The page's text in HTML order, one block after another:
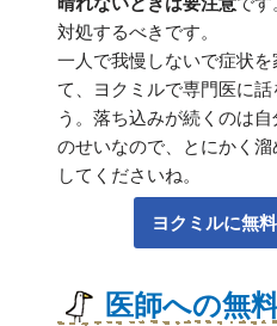
対処するべきです。
一人で我慢しないで症状
て、ヨクミルで専門医に話
う。落ち込みが続くのは
のせいなので、とにかく
してくださいね。
ヨクミルに無
医師への無